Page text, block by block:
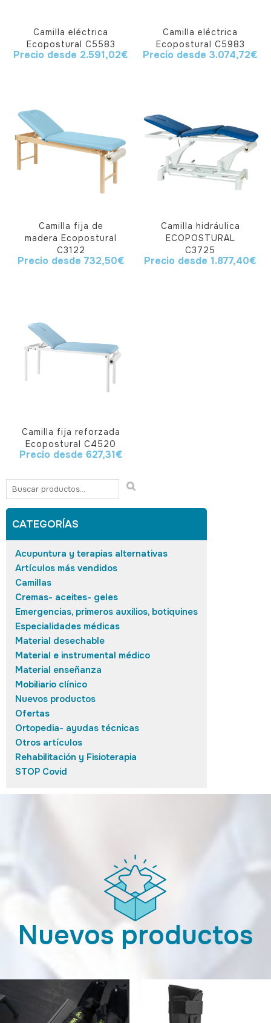
Camilla eléctrica
Ecopostural C5583
Precio desde 2.591,02€
Camilla eléctrica
Ecopostural C5983
Precio desde 3.074,72€
Camilla fija de
madera Ecopostural
C3122
Precio desde 732,50€
Camilla hidráulica
ECOPOSTURAL
C3725
Precio desde 1.877,40€
Camilla fija reforzada
Ecopostural C4520
Precio desde 627,31€
CATEGORÍAS
Acupuntura y terapias alternativas
Artículos más vendidos
Camillas
Cremas- aceites- geles
Emergencias, primeros auxilios, botiquines
Especialidades médicas
Material desechable
Material e instrumental médico
Material enseñanza
Mobiliario clínico
Nuevos productos
Ofertas
Ortopedia- ayudas técnicas
Otros artículos
Rehabilitación y Fisioterapia
STOP Covid
Nuevos productos